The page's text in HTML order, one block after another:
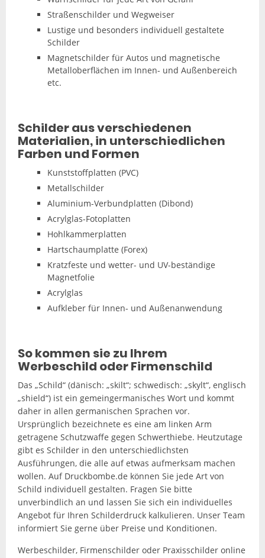
Straßenschilder und Wegweiser
Lustige und besonders individuell gestaltete
Schilder
Magnetschilder für Autos und magnetische
Metalloberflächen im Innen- und Außenbereich
etc.
Schilder aus verschiedenen
Materialien, in unterschiedlichen
Farben und Formen
Kunststoffplatten (PVC)
Metallschilder
Aluminium-Verbundplatten (Dibond)
Acrylglas-Fotoplatten
Hohlkammerplatten
Hartschaumplatte (Forex)
Kratzfeste und wetter- und UV-beständige
Magnetfolie
Acrylglas
Aufkleber für Innen- und Außenanwendung
So kommen sie zu Ihrem
Werbeschild oder Firmenschild
Das „Schild“ (dänisch: „skilt“; schwedisch: „skylt“, englisch
„shield“) ist ein gemeingermanisches Wort und kommt
daher in allen germanischen Sprachen vor.
Ursprünglich bezeichnete es eine am linken Arm
getragene Schutzwaffe gegen Schwerthiebe. Heutzutage
gibt es Schilder in den unterschiedlichsten
Ausführungen, die alle auf etwas aufmerksam machen
wollen. Auf Druckbombe.de können Sie jede Art von
Schild individuell gestalten. Fragen Sie bitte
unverbindlich an und lassen Sie sich ein individuelles
Angebot für Ihren Schilderdruck kalkulieren. Unser Team
informiert Sie gerne über Preise und Konditionen.
Werbeschilder, Firmenschilder oder Praxisschilder online